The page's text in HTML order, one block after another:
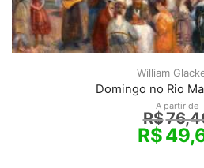
William
Domingo no Rio
A partir de
R$
R$